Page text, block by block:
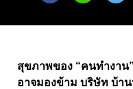
สุขภาพของ “คนทำงาน
อาจมองข้าม บริษัท บ้า